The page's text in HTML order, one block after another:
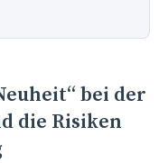
bei der
die Risiken